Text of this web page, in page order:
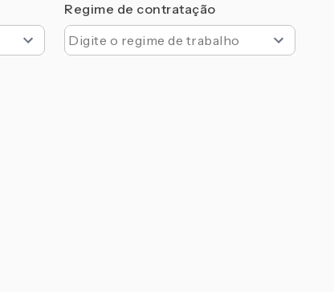
Regime de contratação